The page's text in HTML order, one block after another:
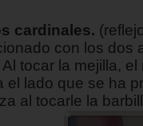
cardinales.
con los dos
tocar la mejilla, el
lado que se ha
al tocarle la